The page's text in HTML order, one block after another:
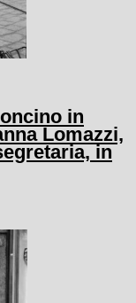
in
Lomazzi,
in